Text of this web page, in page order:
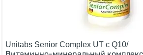
Unitabs Senior Complex UT c Q10/